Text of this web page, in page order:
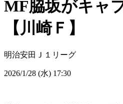
MF脇坂がキャ
【川崎Ｆ】
明治安田Ｊ１リーグ
2026/1/28 (水) 17:30